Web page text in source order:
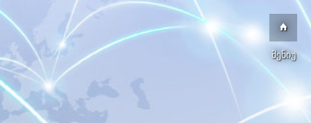
მენიუ